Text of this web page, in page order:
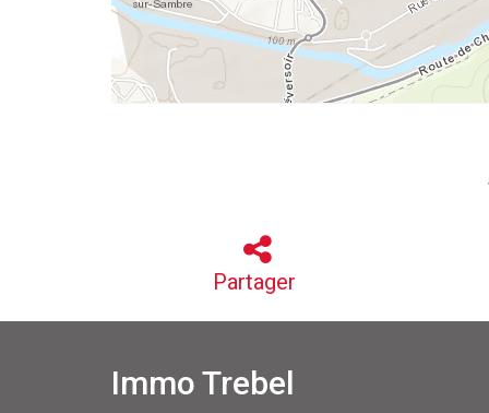
Partager
Immo Trebel